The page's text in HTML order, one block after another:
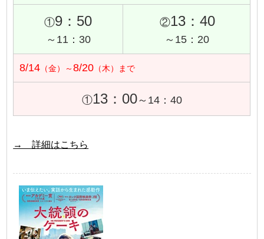
①9：50
～11：30
②13：40
～15：20
8/14 （金）～8/20 （木）まで
①13：00～14：40
→ 詳細はこちら